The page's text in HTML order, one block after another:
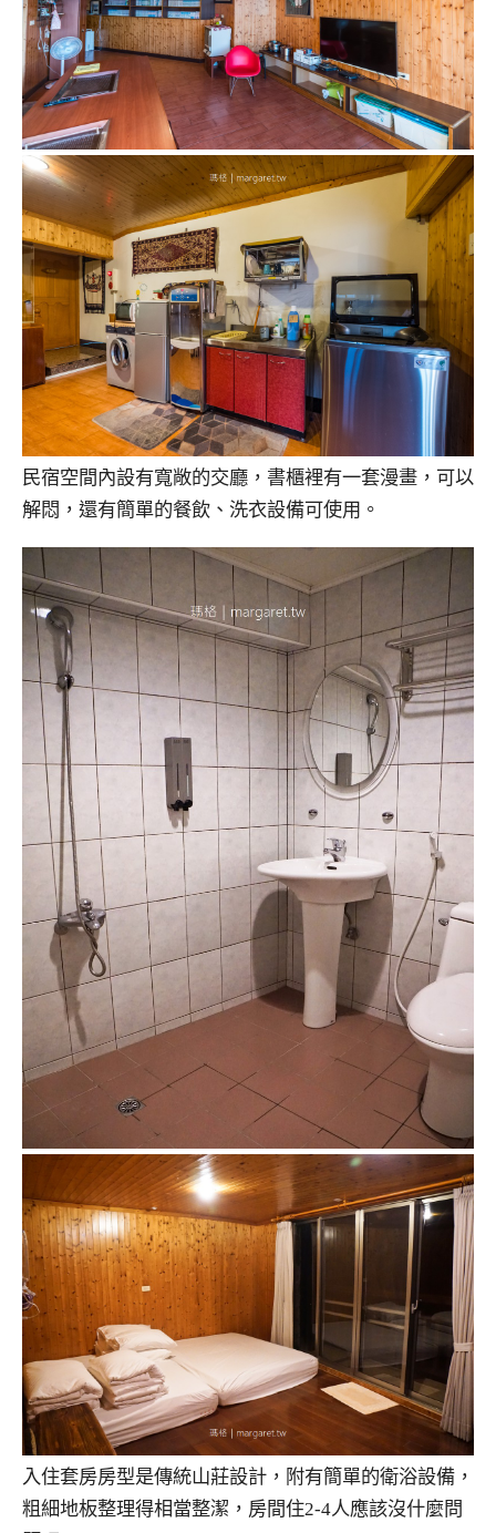
民宿空間內設有寬敞的交廳，書櫃裡有一套漫畫，可以
解悶，還有簡單的餐飲、洗衣設備可使用。
入住套房房型是傳統山莊設計，附有簡單的衛浴設備，
粗細地板整理得相當整潔，房間住2-4人應該沒什麼問